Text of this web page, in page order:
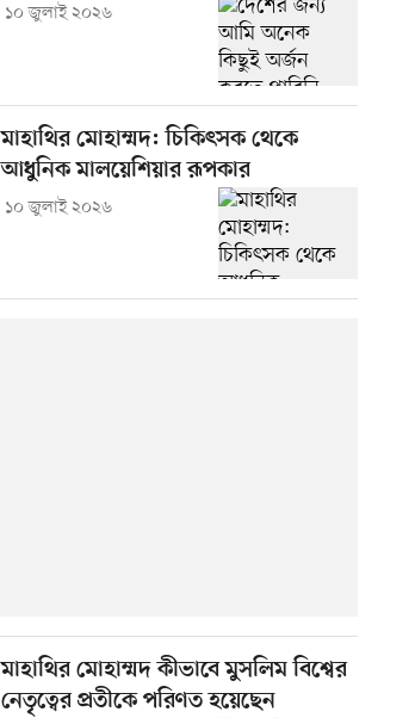
১০ জুলাই ২০২৬
মাহাথির মোহাম্মদ: চিকিৎসক থেকে
আধুনিক মালয়েশিয়ার রূপকার
১০ জুলাই ২০২৬
মাহাথির মোহাম্মদ কীভাবে মুসলিম বিশ্বের
নেতৃত্বের প্রতীকে পরিণত হয়েছেন